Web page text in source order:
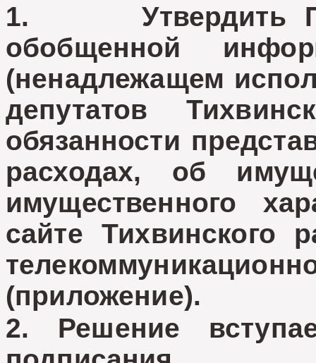
1. Утвердить
обобщенной
(ненадлежащем
депутатов
обязанности
расходах, об
имущественного
сайте Тихвинского
(приложение).
2. Решение